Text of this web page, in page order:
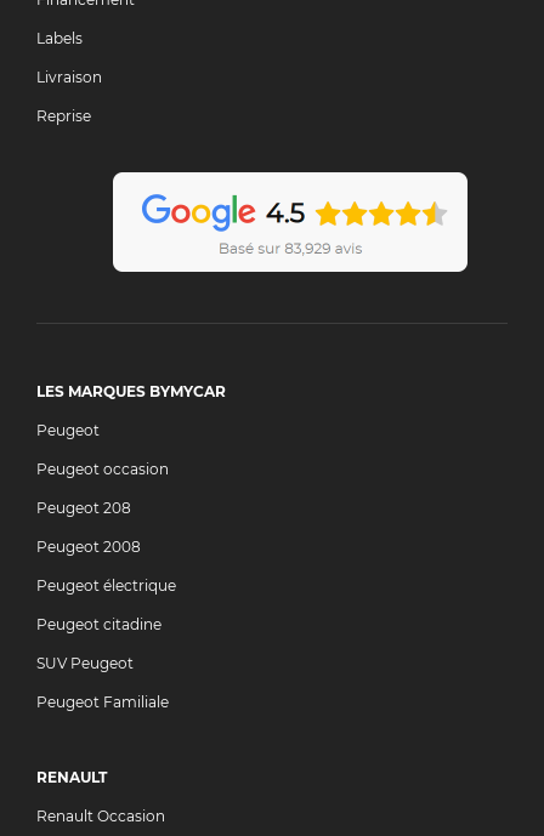
Labels
Livraison
Reprise
LES MARQUES BYMYCAR
Peugeot
Peugeot occasion
Peugeot 208
Peugeot 2008
Peugeot électrique
Peugeot citadine
SUV Peugeot
Peugeot Familiale
RENAULT
Renault Occasion